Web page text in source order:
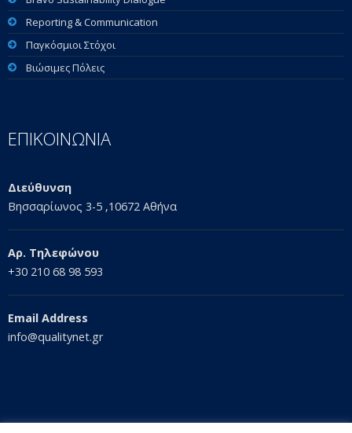
Reporting & Communication
Παγκόσμιοι Στόχοι
Βιώσιμες Πόλεις
ΕΠΙΚΟΙΝΩΝΙΑ
Διεύθυνση
Βησσαρίωνος 3-5 ,10672 Αθήνα
Αρ. Τηλεφώνου
+30 210 68 98 593
Email Address
info@qualitynet.gr